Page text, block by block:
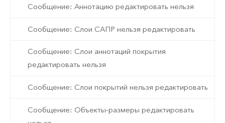
Сообщение: Аннотацию редактировать нельзя
Сообщение: Слои САПР нельзя редактировать
Сообщение: Слои аннотаций покрытия
редактировать нельзя
Сообщение: Слои покрытий нельзя редактировать
Сообщение: Объекты-размеры редактировать